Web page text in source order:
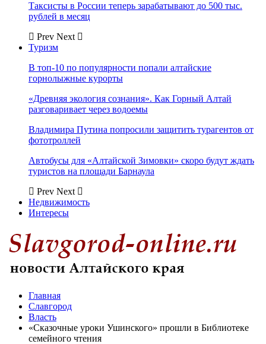
Таксисты в России теперь зарабатывают до 500 тыс.
рублей в месяц
Prev Next
Туризм
В топ-10 по популярности попали алтайские
горнолыжные курорты
«Древняя экология сознания». Как Горный Алтай
разговаривает через водоемы
Владимира Путина попросили защитить турагентов от
фототроллей
Автобусы для «Алтайской Зимовки» скоро будут ждать
туристов на площади Барнаула
Prev Next
Недвижимость
Интересы
Главная
Славгород
Власть
«Сказочные уроки Ушинского» прошли в Библиотеке
семейного чтения